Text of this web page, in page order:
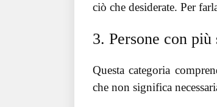
ciò che desiderate. Per
3. Persone con
Questa categoria
che non significa